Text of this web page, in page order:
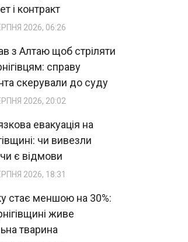
і контракт
2026, 06:26
з Алтаю щоб стріляти
справу
скерували до суду
2026, 20:02
евакуація на
чи вивезли
чи є відмови
2026, 18:31
стає меншою на 30%:
живе
тварина